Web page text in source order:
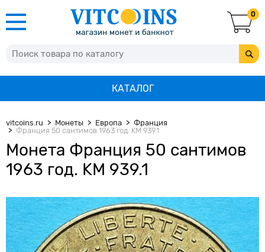
0
КАТАЛОГ
vitcoins.ru Монеты Европа
Франция
Франция 50 сантимов 1963 год. KM 939.1
Монета Франция 50 сантимов
1963 год. KM 939.1